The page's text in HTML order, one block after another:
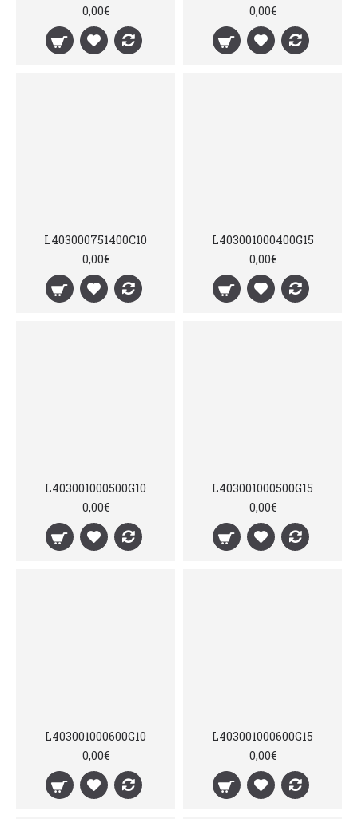
0,00€
0,00€
L403000751400C10
0,00€
L403001000400G15
0,00€
L403001000500G10
0,00€
L403001000500G15
0,00€
L403001000600G10
0,00€
L403001000600G15
0,00€